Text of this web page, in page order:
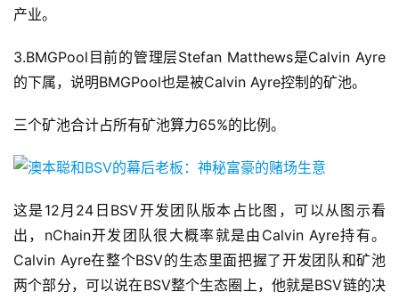
产业。
3.BMGPool目前的管理层Stefan Matthews是Calvin Ayre
的下属，说明BMGPool也是被Calvin Ayre控制的矿池。
三个矿池合计占所有矿池算力65%的比例。
这是12月24日BSV开发团队版本占比图，可以从图示看
出，nChain开发团队很大概率就是由Calvin Ayre持有。
Calvin Ayre在整个BSV的生态里面把握了开发团队和矿池
两个部分，可以说在BSV整个生态圈上，他就是BSV链的决